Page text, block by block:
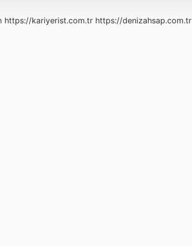
https://kariyerist.com.tr https://denizahsap.com.tr